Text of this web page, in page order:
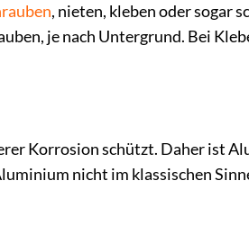
, nieten, kleben oder sogar
je nach Untergrund. Bei
Korrosion schützt. Daher ist
nicht im klassischen